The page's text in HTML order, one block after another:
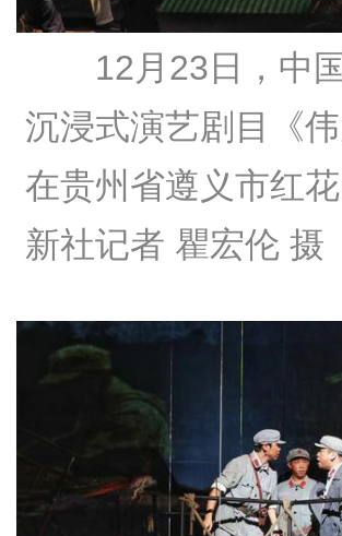
12月23日，中
沉浸式演艺剧目《
在贵州省遵义市红
新社记者 瞿宏伦 摄